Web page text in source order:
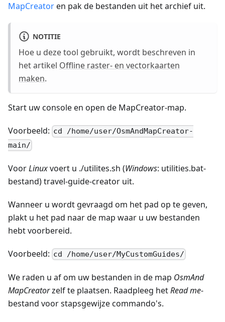
MapCreatoren pak de bestanden uit het archief uit.
NOTITIE
Hoe u deze tool gebruikt, wordt beschreven in
het artikel Offline raster- en vectorkaarten
maken.
Start uw console en open de MapCreator-map.
Voorbeeld: cd /home/user/OsmAndMapCreator-
main/
VoorLinuxvoert u ./utilites.sh (Windows: utilities.bat-
bestand) travel-guide-creator uit.
Wanneer u wordt gevraagd om het pad op te geven,
plakt u het pad naar de map waar u uw bestanden
hebt voorbereid.
Voorbeeld: cd /home/user/MyCustomGuides/
We raden u af om uw bestanden in de map OsmAnd
MapCreatorzelf te plaatsen. Raadpleeg hetRead me-
bestand voor stapsgewijze commando's.